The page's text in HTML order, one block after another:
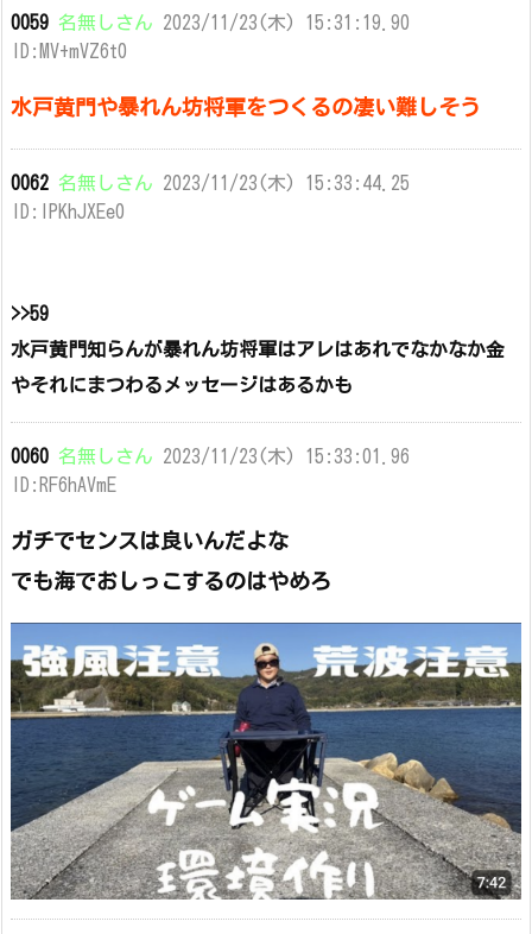
0059 名無しさん 2023/11/23(木) 15:31:19.90
ID:MV+mVZ6t0
水戸黄門や暴れん坊将軍をつくるの凄い難しそう
0062 名無しさん 2023/11/23(木) 15:33:44.25
ID:lPKhJXEe0
>>59
水戸黄門知らんが暴れん坊将軍はアレはあれでなかなか金
やそれにまつわるメッセージはあるかも
0060 名無しさん 2023/11/23(木) 15:33:01.96
ID:RF6hAVmE
ガチでセンスは良いんだよな
でも海でおしっこするのはやめろ